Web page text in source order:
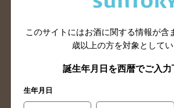
広島県のバー検索
岡山県
山口県のバー検索
鳥取県
島根県のバー検索
徳島県
香川県のバー検索
愛媛県
長崎県のバー検索
佐賀県
このサイトにはお酒に関する情報が含
歳以上の方を対象としてい
誕生年月日を西暦でご入力
生年月日